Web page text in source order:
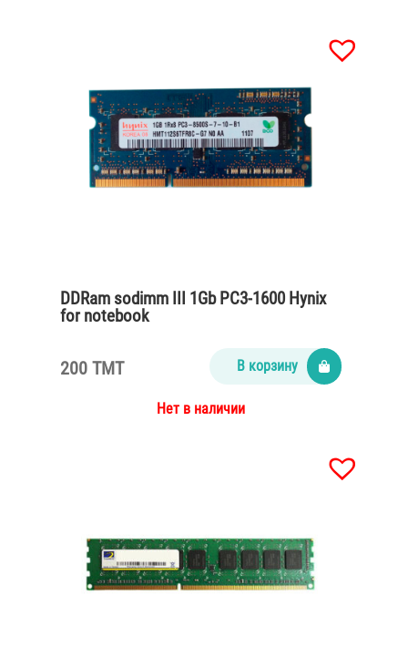
DDRam sodimm III 1Gb PC3-1600 Hynix
for notebook
200 TMT В корзину
Нет в наличии